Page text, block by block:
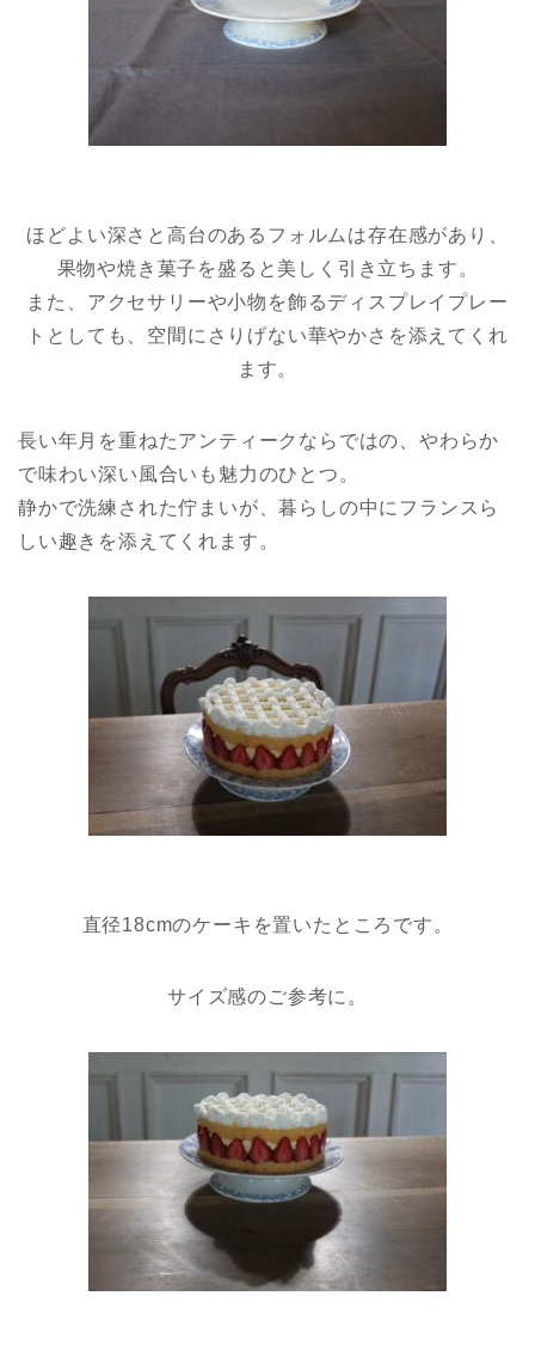
ほどよい深さと高台のあるフォルムは存在感があり、
果物や焼き菓子を盛ると美しく引き立ちます。
また、アクセサリーや小物を飾るディスプレイプレー
トとしても、空間にさりげない華やかさを添えてくれ
ます。
長い年月を重ねたアンティークならではの、やわらか
で味わい深い風合いも魅力のひとつ。
静かで洗練された佇まいが、暮らしの中にフランスら
しい趣きを添えてくれます。
直径18cmのケーキを置いたところです。
サイズ感のご参考に。